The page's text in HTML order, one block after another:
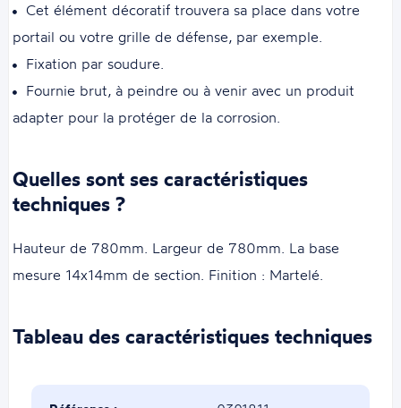
Cet élément décoratif trouvera sa place dans votre
portail ou votre grille de défense, par exemple.
Fixation par soudure.
Fournie brut, à peindre ou à venir avec un produit
adapter pour la protéger de la corrosion.
Quelles sont ses caractéristiques
techniques ?
Hauteur de 780mm. Largeur de 780mm. La base
mesure 14x14mm de section. Finition : Martelé.
Tableau des caractéristiques techniques